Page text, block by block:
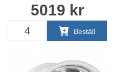
5019 kr
Beställ